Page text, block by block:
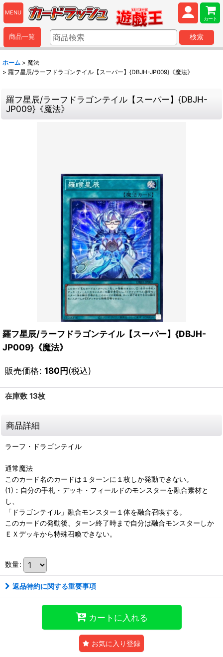
MENU
カート
商品一覧 検索
ホーム > 魔法
> 羅フ星辰/ラーフドラゴンテイル【スーパー】{DBJH-JP009}《魔法》
羅フ星辰/ラーフドラゴンテイル【スーパー】{DBJH-
JP009}《魔法》
羅フ星辰/ラーフドラゴンテイル【スーパー】{DBJH-
JP009}《魔法》
販売価格: 180円(税込)
在庫数 13枚
商品詳細
ラーフ・ドラゴンテイル
通常魔法
このカード名のカードは１ターンに１枚しか発動できない。
(1)：自分の手札・デッキ・フィールドのモンスターを融合素材と
し、
「ドラゴンテイル」融合モンスター１体を融合召喚する。
このカードの発動後、ターン終了時まで自分は融合モンスターしか
ＥＸデッキから特殊召喚できない。
数量:
返品特約に関する重要事項
カートに入れる
お気に入り登録